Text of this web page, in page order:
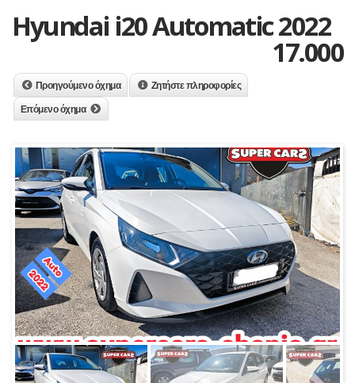
Hyundai i20 Automatic 2022
17.000
Προηγούμενο όχημα Ζητήστε πληροφορίες
Επόμενο όχημα